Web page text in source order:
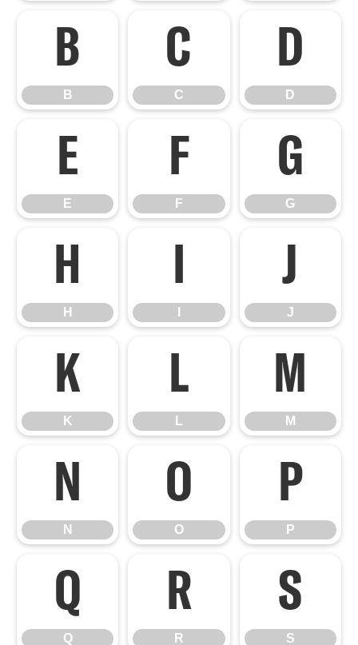
B
B
C
C
D
D
E
E
F
F
G
G
H
H
I J
J
K
K
L
L
M
M
N
N
O
O
P
P
Q
Q
R
R
S
S